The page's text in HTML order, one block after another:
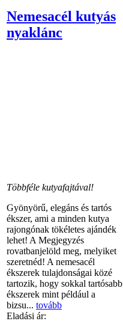
Nemesacél kutyás
nyaklánc
Többféle kutyafajtával!
Gyönyörű, elegáns és tartós
ékszer, ami a minden kutya
rajongónak tökéletes ajándék
lehet! A Megjegyzés
rovatbanjelöld meg, melyiket
szeretnéd! A nemesacél
ékszerek tulajdonságai közé
tartozik, hogy sokkal tartósabb
ékszerek mint például a
bizsu... tovább
Eladási ár: